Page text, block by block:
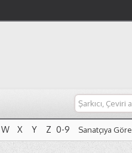
W X Y Z 0-9
W X Y Z 0-9
Sanatçıya Göre